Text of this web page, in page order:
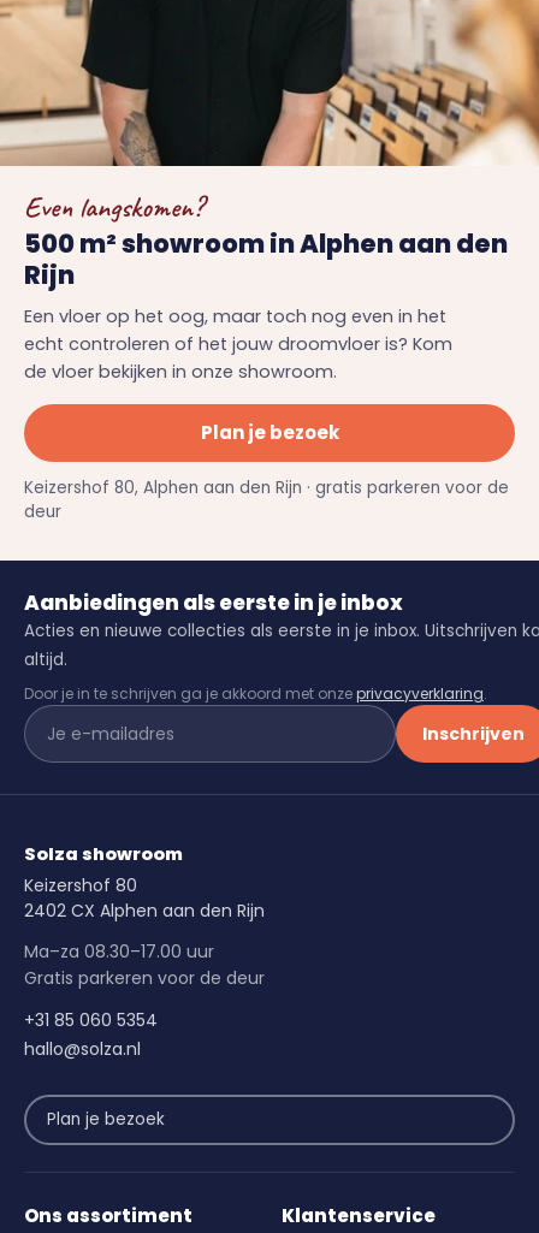
Even langskomen?
500 m² showroom in Alphen aan den
Rijn
Een vloer op het oog, maar toch nog even in het
echt controleren of het jouw droomvloer is? Kom
de vloer bekijken in onze showroom.
Plan je bezoek
Keizershof 80, Alphen aan den Rijn · gratis parkeren voor de
deur
Aanbiedingen als eerste in je inbox
Acties en nieuwe collecties als eerste in je inbox. Uitschrijven
altijd.
Door je in te schrijven ga je akkoord met onzeprivacyverklaring.
Inschrijven
Solza showroom
Keizershof 80
2402 CX Alphen aan den Rijn
Ma–za 08.30–17.00 uur
Gratis parkeren voor de deur
+31 85 060 5354
hallo@solza.nl
Plan je bezoek
Ons assortiment Klantenservice